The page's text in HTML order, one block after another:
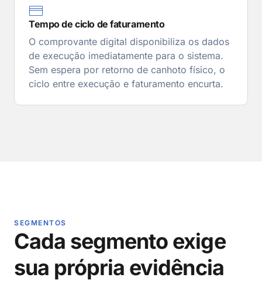
Tempo de ciclo de faturamento
O comprovante digital disponibiliza os dados
de execução imediatamente para o sistema.
Sem espera por retorno de canhoto físico, o
ciclo entre execução e faturamento encurta.
SEGMENTOS
Cada segmento exige
sua própria evidência